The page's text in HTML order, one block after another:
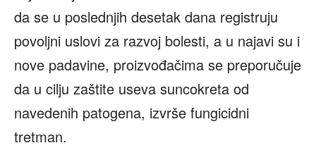
da se u poslednjih desetak dana registruju
povoljni uslovi za razvoj bolesti, a u najavi su i
nove padavine, proizvođačima se preporučuje
da u cilju zaštite useva suncokreta od
navedenih patogena, izvrše fungicidni
tretman.